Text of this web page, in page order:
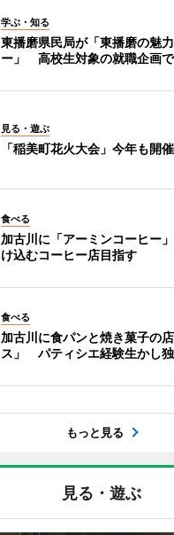
学ぶ・知る
東播磨県民局が「東播磨の魅
ー」 高校生対象の就職企画で
見る・遊ぶ
「稲美町花火大会」今年も
食べる
加古川に「アーミンコーヒー
け込むコーヒー店目指す
食べる
加古川に食パンと焼き菓子の
ス」 パティシエ経験生かし
もっと見る
見る・遊ぶ